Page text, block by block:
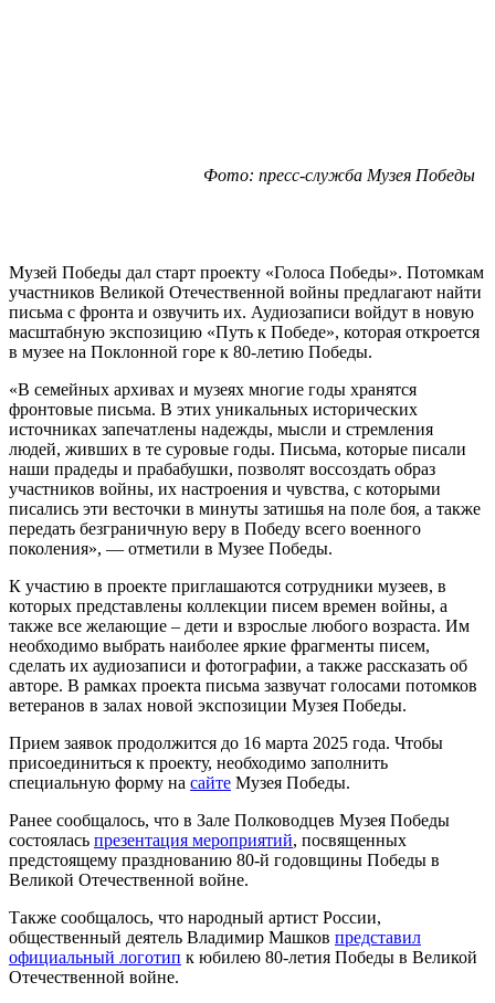
Фото: пресс-служба Музея Победы
Музей Победы дал старт проекту «Голоса Победы». Потомкам
участников Великой Отечественной войны предлагают найти
письма с фронта и озвучить их. Аудиозаписи войдут в новую
масштабную экспозицию «Путь к Победе», которая откроется
в музее на Поклонной горе к 80-летию Победы.
«В семейных архивах и музеях многие годы хранятся
фронтовые письма. В этих уникальных исторических
источниках запечатлены надежды, мысли и стремления
людей, живших в те суровые годы. Письма, которые писали
наши прадеды и прабабушки, позволят воссоздать образ
участников войны, их настроения и чувства, с которыми
писались эти весточки в минуты затишья на поле боя, а также
передать безграничную веру в Победу всего военного
поколения», — отметили в Музее Победы.
К участию в проекте приглашаются сотрудники музеев, в
которых представлены коллекции писем времен войны, а
также все желающие – дети и взрослые любого возраста. Им
необходимо выбрать наиболее яркие фрагменты писем,
сделать их аудиозаписи и фотографии, а также рассказать об
авторе. В рамках проекта письма зазвучат голосами потомков
ветеранов в залах новой экспозиции Музея Победы.
Прием заявок продолжится до 16 марта 2025 года. Чтобы
присоединиться к проекту, необходимо заполнить
специальную форму на сайте Музея Победы.
Ранее сообщалось, что в Зале Полководцев Музея Победы
состоялась презентация мероприятий, посвященных
предстоящему празднованию 80-й годовщины Победы в
Великой Отечественной войне.
Также сообщалось, что народный артист России,
общественный деятель Владимир Машков представил
официальный логотип к юбилею 80-летия Победы в Великой
Отечественной войне.